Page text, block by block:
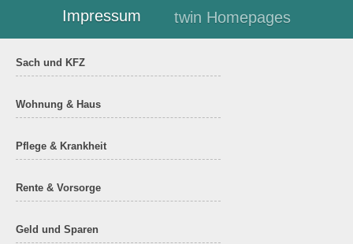
Impressum
twin Homepages
Sach und KFZ
Wohnung & Haus
Pflege & Krankheit
Rente & Vorsorge
Geld und Sparen